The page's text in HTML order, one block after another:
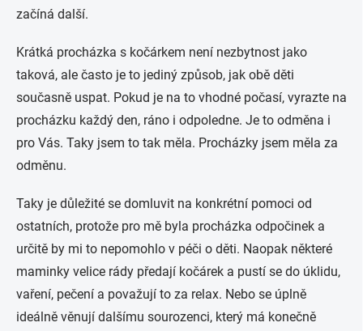
začíná další.
Krátká procházka s kočárkem není nezbytnost jako
taková, ale často je to jediný způsob, jak obě děti
současně uspat. Pokud je na to vhodné počasí, vyrazte na
procházku každý den, ráno i odpoledne. Je to odměna i
pro Vás. Taky jsem to tak měla. Procházky jsem měla za
odměnu.
Taky je důležité se domluvit na konkrétní pomoci od
ostatních, protože pro mě byla procházka odpočinek a
určitě by mi to nepomohlo v péči o děti. Naopak některé
maminky velice rády předají kočárek a pustí se do úklidu,
vaření, pečení a považují to za relax. Nebo se úplně
ideálně věnují dalšímu sourozenci, který má konečně